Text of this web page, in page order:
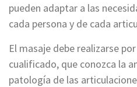
pueden adaptar a las
cada persona y de cada
El masaje debe realizarse
cualificado, que conozca la
patología de las